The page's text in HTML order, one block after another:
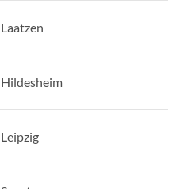
Laatzen
Hildesheim
Leipzig